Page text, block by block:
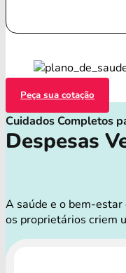
Peça sua cotação
Cuidados Completos
Despesas
A saúde e o bem-estar
os proprietários criem